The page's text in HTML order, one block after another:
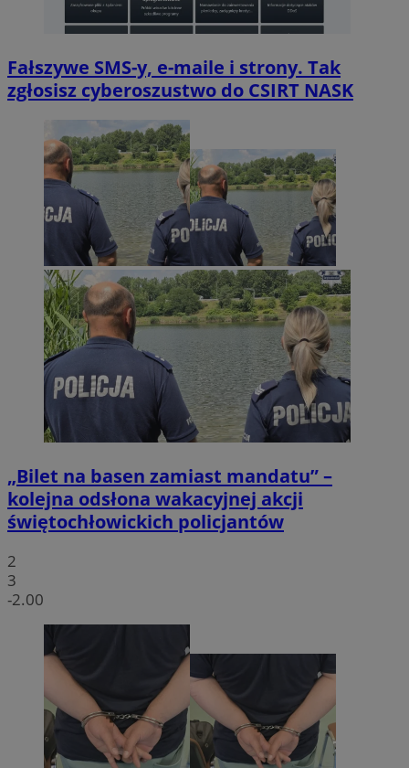
Fałszywe SMS-y, e-maile i strony. Tak
zgłosisz cyberoszustwo do CSIRT NASK
„Bilet na basen zamiast mandatu” –
kolejna odsłona wakacyjnej akcji
świętochłowickich policjantów
2
3
-2.00